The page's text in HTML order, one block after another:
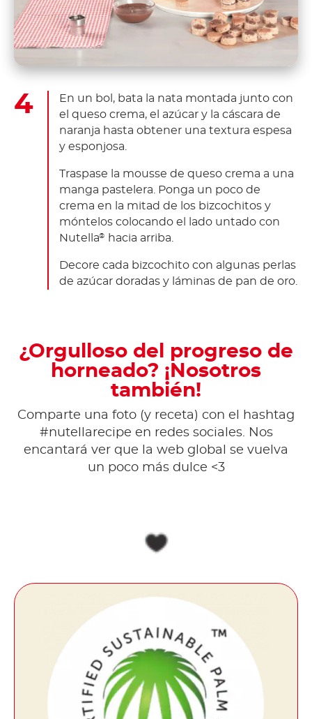
En un bol, bata la nata montada junto con
el queso crema, el azúcar y la cáscara de
naranja hasta obtener una textura espesa
y esponjosa.
Traspase la mousse de queso crema a una
manga pastelera. Ponga un poco de
crema en la mitad de los bizcochitos y
móntelos colocando el lado untado con
Nutella® hacia arriba.
Decore cada bizcochito con algunas perlas
de azúcar doradas y láminas de pan de oro.
¿Orgulloso del progreso de
horneado? ¡Nosotros
también!
Comparte una foto (y receta) con el hashtag
#nutellarecipe en redes sociales. Nos
encantará ver que la web global se vuelva
un poco más dulce <3